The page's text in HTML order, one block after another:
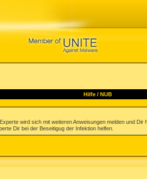
Hilfe/ NUB
wird sich mit weiteren Anweisungen melden und
Dir bei der Beseitigug der Infektion helfen.